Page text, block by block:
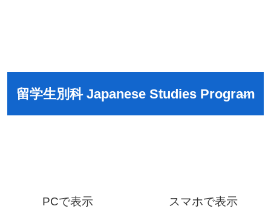
留学生別科 Japanese Studies Program
PCで表示 スマホで表示